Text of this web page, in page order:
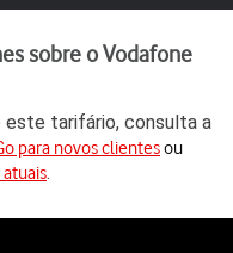
sobre o Vodafone
este tarifário, consulta a
para novos clientesou
.